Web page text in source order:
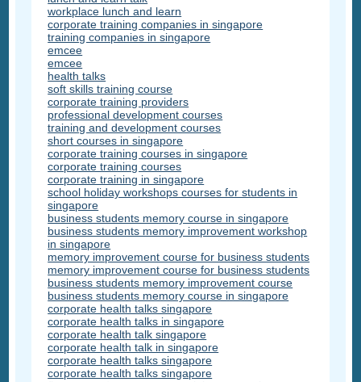
workplace lunch and learn
corporate training companies in singapore
training companies in singapore
emcee
emcee
health talks
soft skills training course
corporate training providers
professional development courses
training and development courses
short courses in singapore
corporate training courses in singapore
corporate training courses
corporate training in singapore
school holiday workshops courses for students in
singapore
business students memory course in singapore
business students memory improvement workshop
in singapore
memory improvement course for business students
memory improvement course for business students
business students memory improvement course
business students memory course in singapore
corporate health talks singapore
corporate health talks in singapore
corporate health talk singapore
corporate health talk in singapore
corporate health talks singapore
corporate health talks singapore